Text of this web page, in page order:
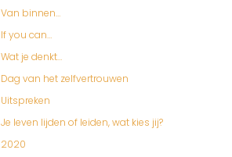
Van binnen…
If you can…
Wat je denkt…
Dag van het zelfvertrouwen
Uitspreken
Je leven lijden of leiden, wat kies jij?
2020